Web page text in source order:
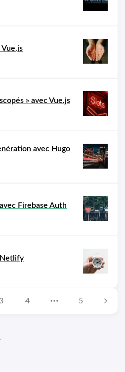
» avec Vue.js
avec Hugo
Firebase Auth
3 4 5